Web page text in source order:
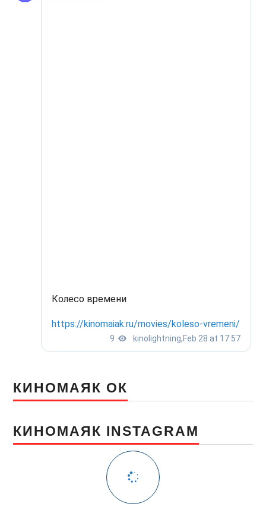
КИНОМАЯК ОК
КИНОМАЯК INSTAGRAM